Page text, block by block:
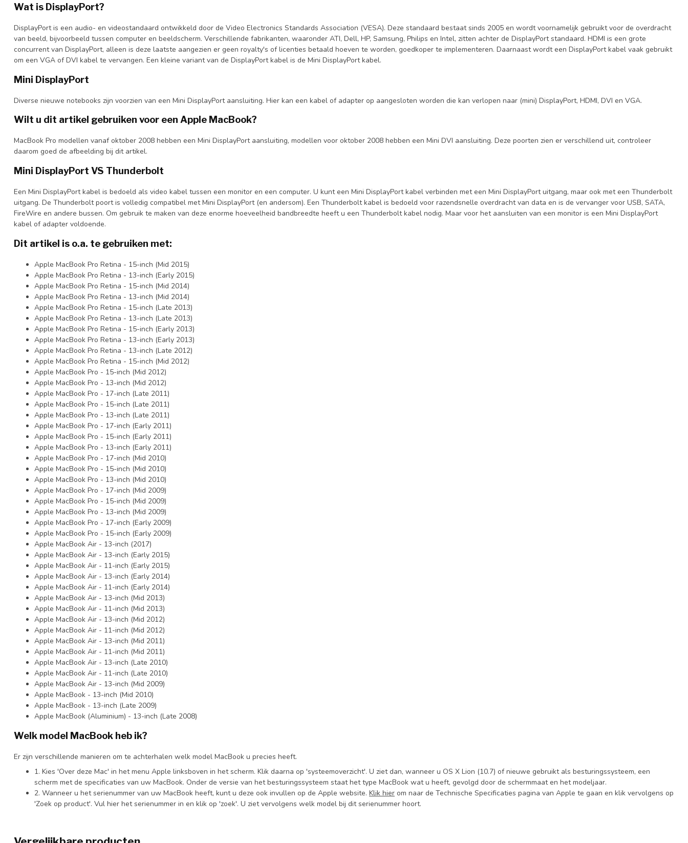
Wat is DisplayPort?
DisplayPort is een audio- en videostandaard ontwikkeld door de Video Electronics Standards Association (VESA). Deze standaard bestaat sinds 2005 en wordt voornamelijk gebruikt voor de overdracht
van beeld, bijvoorbeeld tussen computer en beeldscherm. Verschillende fabrikanten, waaronder ATI, Dell, HP, Samsung, Philips en Intel, zitten achter de DisplayPort standaard. HDMI is een grote
concurrent van DisplayPort, alleen is deze laatste aangezien er geen royalty's of licenties betaald hoeven te worden, goedkoper te implementeren. Daarnaast wordt een DisplayPort kabel vaak gebruikt
om een VGA of DVI kabel te vervangen. Een kleine variant van de DisplayPort kabel is de Mini DisplayPort kabel.
Mini DisplayPort
Diverse nieuwe notebooks zijn voorzien van een Mini DisplayPort aansluiting. Hier kan een kabel of adapter op aangesloten worden die kan verlopen naar (mini) DisplayPort, HDMI, DVI en VGA.
Wilt u dit artikel gebruiken voor een Apple MacBook?
MacBook Pro modellen vanaf oktober 2008 hebben een Mini DisplayPort aansluiting, modellen voor oktober 2008 hebben een Mini DVI aansluiting. Deze poorten zien er verschillend uit, controleer
daarom goed de afbeelding bij dit artikel.
Mini DisplayPort VS Thunderbolt
Een Mini DisplayPort kabel is bedoeld als video kabel tussen een monitor en een computer. U kunt een Mini DisplayPort kabel verbinden met een Mini DisplayPort uitgang, maar ook met een Thunderbolt
uitgang. De Thunderbolt poort is volledig compatibel met Mini DisplayPort (en andersom). Een Thunderbolt kabel is bedoeld voor razendsnelle overdracht van data en is de vervanger voor USB, SATA,
FireWire en andere bussen. Om gebruik te maken van deze enorme hoeveelheid bandbreedte heeft u een Thunderbolt kabel nodig. Maar voor het aansluiten van een monitor is een Mini DisplayPort
kabel of adapter voldoende.
Dit artikel is o.a. te gebruiken met:
Apple MacBook Pro Retina - 15-inch (Mid 2015)
Apple MacBook Pro Retina - 13-inch (Early 2015)
Apple MacBook Pro Retina - 15-inch (Mid 2014)
Apple MacBook Pro Retina - 13-inch (Mid 2014)
Apple MacBook Pro Retina - 15-inch (Late 2013)
Apple MacBook Pro Retina - 13-inch (Late 2013)
Apple MacBook Pro Retina - 15-inch (Early 2013)
Apple MacBook Pro Retina - 13-inch (Early 2013)
Apple MacBook Pro Retina - 13-inch (Late 2012)
Apple MacBook Pro Retina - 15-inch (Mid 2012)
Apple MacBook Pro - 15-inch (Mid 2012)
Apple MacBook Pro - 13-inch (Mid 2012)
Apple MacBook Pro - 17-inch (Late 2011)
Apple MacBook Pro - 15-inch (Late 2011)
Apple MacBook Pro - 13-inch (Late 2011)
Apple MacBook Pro - 17-inch (Early 2011)
Apple MacBook Pro - 15-inch (Early 2011)
Apple MacBook Pro - 13-inch (Early 2011)
Apple MacBook Pro - 17-inch (Mid 2010)
Apple MacBook Pro - 15-inch (Mid 2010)
Apple MacBook Pro - 13-inch (Mid 2010)
Apple MacBook Pro - 17-inch (Mid 2009)
Apple MacBook Pro - 15-inch (Mid 2009)
Apple MacBook Pro - 13-inch (Mid 2009)
Apple MacBook Pro - 17-inch (Early 2009)
Apple MacBook Pro - 15-inch (Early 2009)
Apple MacBook Air - 13-inch (2017)
Apple MacBook Air - 13-inch (Early 2015)
Apple MacBook Air - 11-inch (Early 2015)
Apple MacBook Air - 13-inch (Early 2014)
Apple MacBook Air - 11-inch (Early 2014)
Apple MacBook Air - 13-inch (Mid 2013)
Apple MacBook Air - 11-inch (Mid 2013)
Apple MacBook Air - 13-inch (Mid 2012)
Apple MacBook Air - 11-inch (Mid 2012)
Apple MacBook Air - 13-inch (Mid 2011)
Apple MacBook Air - 11-inch (Mid 2011)
Apple MacBook Air - 13-inch (Late 2010)
Apple MacBook Air - 11-inch (Late 2010)
Apple MacBook Air - 13-inch (Mid 2009)
Apple MacBook - 13-inch (Mid 2010)
Apple MacBook - 13-inch (Late 2009)
Apple MacBook (Aluminium) - 13-inch (Late 2008)
Welk model MacBook heb ik?
Er zijn verschillende manieren om te achterhalen welk model MacBook u precies heeft.
1. Kies 'Over deze Mac' in het menu Apple linksboven in het scherm. Klik daarna op 'systeemoverzicht'. U ziet dan, wanneer u OS X Lion (10.7) of nieuwe gebruikt als besturingssysteem, een
scherm met de specificaties van uw MacBook. Onder de versie van het besturingssysteem staat het type MacBook wat u heeft, gevolgd door de schermmaat en het modeljaar.
2. Wanneer u het serienummer van uw MacBook heeft, kunt u deze ook invullen op de Apple website. Klik hier om naar de Technische Specificaties pagina van Apple te gaan en klik vervolgens op
'Zoek op product'. Vul hier het serienummer in en klik op 'zoek'. U ziet vervolgens welk model bij dit serienummer hoort.